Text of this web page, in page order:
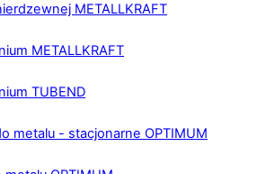
METALLKRAFT
METALLKRAFT
TUBEND
metalu - stacjonarne OPTIMUM